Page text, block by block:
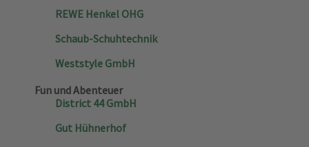
REWE Henkel OHG
Schaub-Schuhtechnik
Weststyle GmbH
Fun und Abenteuer
District 44 GmbH
Gut Hühnerhof